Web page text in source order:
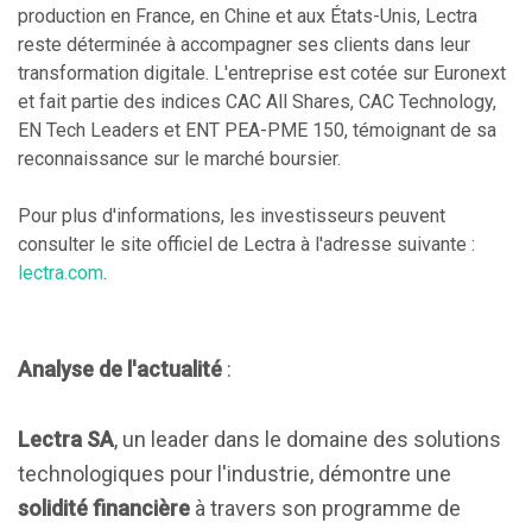
production en France, en Chine et aux États-Unis, Lectra
reste déterminée à accompagner ses clients dans leur
transformation digitale. L'entreprise est cotée sur Euronext
et fait partie des indices CAC All Shares, CAC Technology,
EN Tech Leaders et ENT PEA-PME 150, témoignant de sa
reconnaissance sur le marché boursier.
Pour plus d'informations, les investisseurs peuvent
consulter le site officiel de Lectra à l'adresse suivante :
lectra.com.
Analyse de l'actualité :
Lectra SA, un leader dans le domaine des solutions
technologiques pour l'industrie, démontre une
solidité financière à travers son programme de